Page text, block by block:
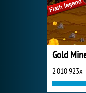
2 010 923x